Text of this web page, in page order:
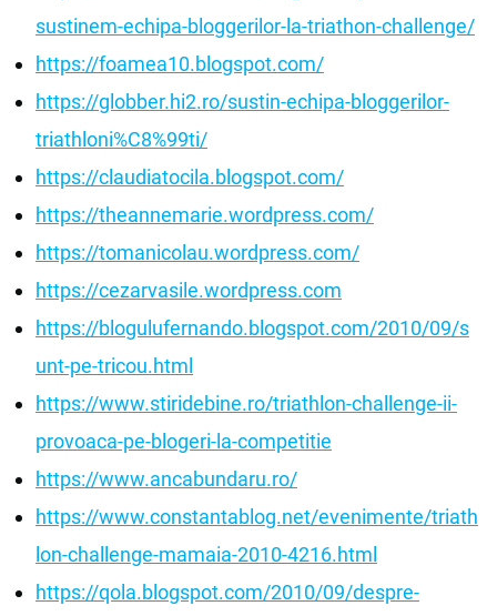
sustinem-echipa-bloggerilor-la-triathon-challenge/
https://foamea10.blogspot.com/
https://globber.hi2.ro/sustin-echipa-bloggerilor-
triathloni%C8%99ti/
https://claudiatocila.blogspot.com/
https://theannemarie.wordpress.com/
https://tomanicolau.wordpress.com/
https://cezarvasile.wordpress.com
https://blogulufernando.blogspot.com/2010/09/s
unt-pe-tricou.html
https://www.stiridebine.ro/triathlon-challenge-ii-
provoaca-pe-blogeri-la-competitie
https://www.ancabundaru.ro/
https://www.constantablog.net/evenimente/triath
lon-challenge-mamaia-2010-4216.html
https://qola.blogspot.com/2010/09/despre-